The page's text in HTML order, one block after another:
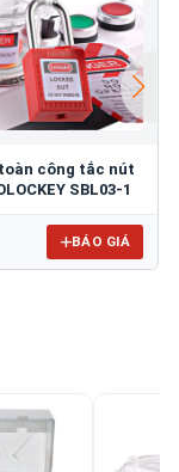
công tắc nút
SBL03-1
BÁO GIÁ